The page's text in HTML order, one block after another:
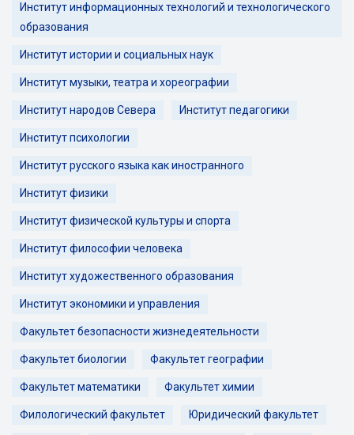
Институт информационных технологий и технологического
образования
Институт истории и социальных наук
Институт музыки, театра и хореографии
Институт народов Севера Институт педагогики
Институт психологии
Институт русского языка как иностранного
Институт физики
Институт физической культуры и спорта
Институт философии человека
Институт художественного образования
Институт экономики и управления
Факультет безопасности жизнедеятельности
Факультет биологии Факультет географии
Факультет математики Факультет химии
Филологический факультет Юридический факультет